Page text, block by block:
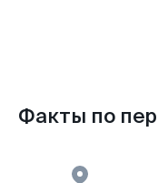
Факты по